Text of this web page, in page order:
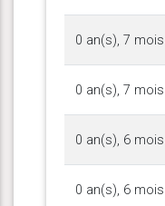
0 an(s), 7
0 an(s), 7
0 an(s), 6
0 an(s), 6